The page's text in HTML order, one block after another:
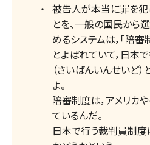
被告人が本当に罪を犯
とを、一般の国民から
めるシステムは，「陪審
とよばれていて，日本
（さいばんいんせいど
よ。
陪審制度は，アメリカ
ているんだ。
日本で行う裁判員制度